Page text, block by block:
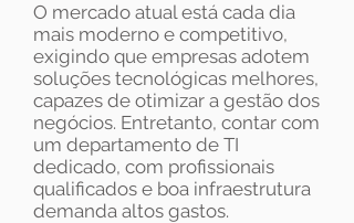
O mercado atual está cada dia
mais moderno e competitivo,
exigindo que empresas adotem
soluções tecnológicas melhores,
capazes de otimizar a gestão dos
negócios. Entretanto, contar com
um departamento de TI
dedicado, com profissionais
qualificados e boa infraestrutura
demanda altos gastos.​